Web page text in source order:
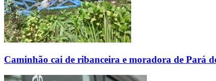
Caminhão cai de ribanceira e moradora de Pará